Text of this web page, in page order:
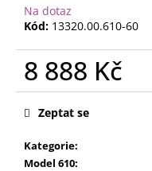
Na dotaz
Kód: 13320.00.610-60
8 888 Kč
Měrná
Kategorie:
Model 610:
Zeptat se
u
j
m